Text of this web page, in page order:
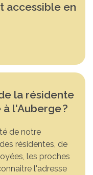
accessible en
la résidente
à l'Auberge?
de notre
résidentes, de
les proches
l'adresse